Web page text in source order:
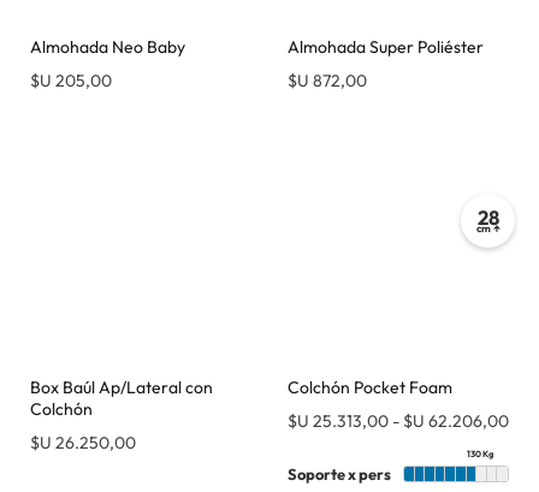
Almohada Neo Baby
$U 205,00
Almohada Super Poliéster
$U 872,00
Box Baúl Ap/Lateral con
Colchón
$U 26.250,00
28
cm ↑
Colchón Pocket Foam
$U 25.313,00 - $U 62.206,00
Soporte x pers
130 Kg